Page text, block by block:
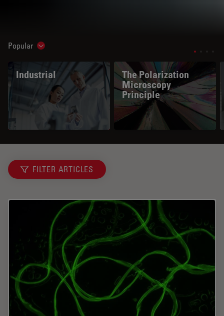
Popular Show subnavigation
Industrial
The Polarization
Microscopy
Principle
FILTER ARTICLES